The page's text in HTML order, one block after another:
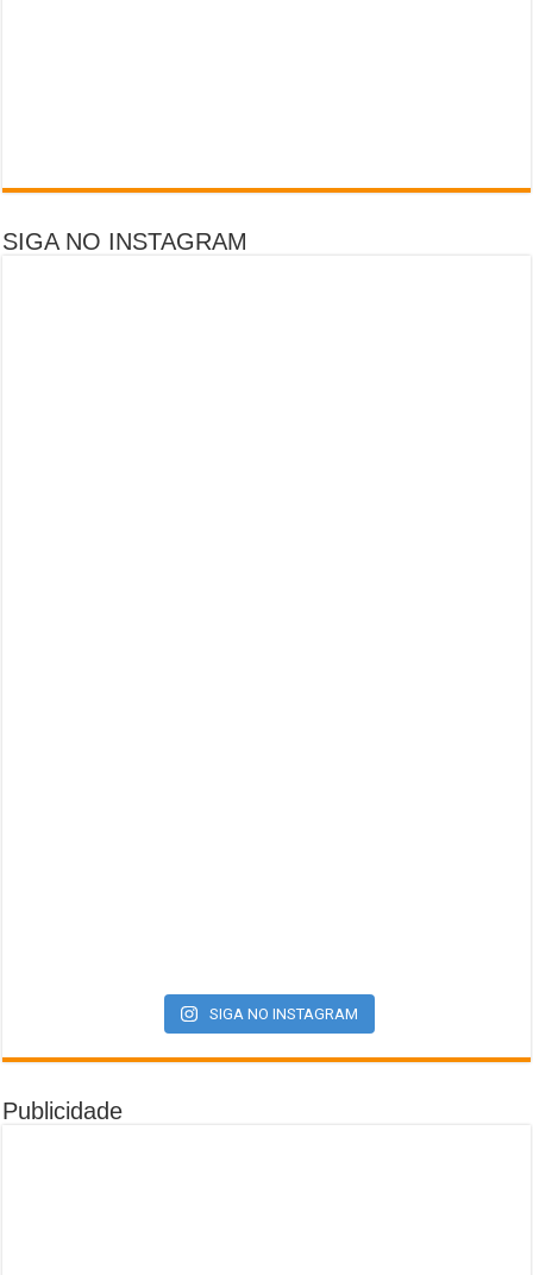
SIGA NO INSTAGRAM
SIGA NO INSTAGRAM
Publicidade